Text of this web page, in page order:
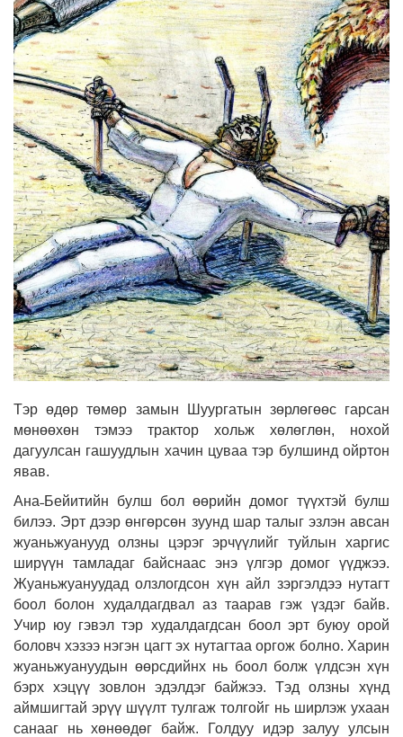
Тэр өдөр төмөр замын Шуургатын зөрлөгөөс гарсан
мөнөөхөн тэмээ трактор хольж хөлөглөн, нохой
дагуулсан гашуудлын хачин цуваа тэр булшинд ойртон
явав.
Ана˗Бейитийн булш бол өөрийн домог түүхтэй булш
билээ. Эрт дээр өнгөрсөн зуунд шар талыг эзлэн авсан
жуаньжуанууд олзны цэрэг эрчүүлийг туйлын харгис
ширүүн тамладаг байснаас энэ үлгэр домог үүджээ.
Жуаньжуануудад олзлогдсон хүн айл зэргэлдээ нутагт
боол болон худалдагдвал аз таарав гэж үздэг байв.
Учир юу гэвэл тэр худалдагдсан боол эрт буюу орой
боловч хэзээ нэгэн цагт эх нутагтаа оргож болно. Харин
жуаньжуануудын өөрсдийнх нь боол болж үлдсэн хүн
бэрх хэцүү зовлон эдэлдэг байжээ. Тэд олзны хүнд
аймшигтай эрүү шүүлт тулгаж толгойг нь ширлэж ухаан
санааг нь хөнөөдөг байж. Голдуу идэр залуу улсын